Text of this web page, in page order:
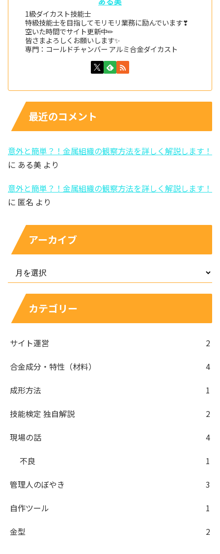
1級ダイカスト技能士
特級技能士を目指してモリモリ業務に励んでいます❣
空いた時間でサイト更新中✏
皆さまよろしくお願いします✨
専門：コールドチャンバー アルミ合金ダイカスト
最近のコメント
意外と簡単？！金属組織の観察方法を詳しく解説します！
に ある美 より
意外と簡単？！金属組織の観察方法を詳しく解説します！
に 匿名 より
アーカイブ
カテゴリー
サイト運営
2
合金成分・特性（材料）
4
成形方法
1
技能検定 独自解説
2
現場の話
4
不良
1
管理人のぼやき
3
自作ツール
1
金型
2